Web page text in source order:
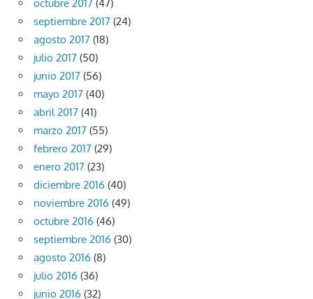
octubre 2017 (47)
septiembre 2017 (24)
agosto 2017 (18)
julio 2017 (50)
junio 2017 (56)
mayo 2017 (40)
abril 2017 (41)
marzo 2017 (55)
febrero 2017 (29)
enero 2017 (23)
diciembre 2016 (40)
noviembre 2016 (49)
octubre 2016 (46)
septiembre 2016 (30)
agosto 2016 (8)
julio 2016 (36)
junio 2016 (32)